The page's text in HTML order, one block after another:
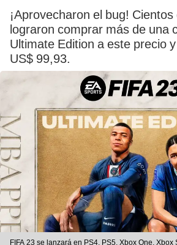
¡Aprovecharon el bug!
lograron comprar más de una
Ultimate Edition a este precio
US$ 99,93.
FIFA 23 se lanzará en PS4, PS5, Xbox One,